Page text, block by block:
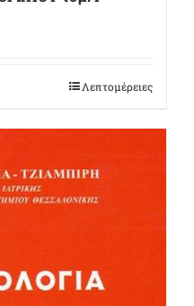
Λεπτομέρειες